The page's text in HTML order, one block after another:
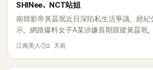
SHINee、NCT站姐
南韓影帝黃晸珉近日深陷私生活爭議，經紀
示，網路爆料女子A某涉嫌長期跟蹤黃晸珉
行動。不過，A並未停止發聲，持續透過社
江南美人 2 天前